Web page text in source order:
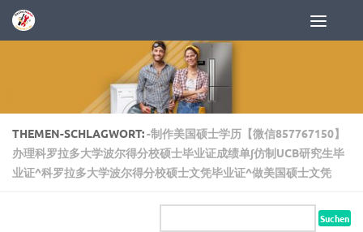
Zum Inhalt springen
THEMEN-SCHLAGWORT:-制作美国硕士学历【微信857767150】
办理科罗拉多大学波尔得分校硕士毕业证成绩单∫仿制UCB研究生毕
业证^科罗拉多大学波尔得分校硕士文凭毕业证^做美国硕士文凭